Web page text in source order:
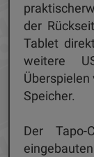
der
Tablet
weitere
Speicher.
Der Tapo-